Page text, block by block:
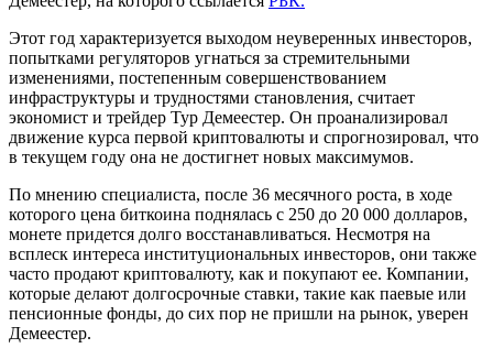
Этот год характеризуется выходом неуверенных инвесторов,
попытками регуляторов угнаться за стремительными
изменениями, постепенным совершенствованием
инфраструктуры и трудностями становления, считает
экономист и трейдер Тур Демеестер. Он проанализировал
движение курса первой криптовалюты и спрогнозировал, что
в текущем году она не достигнет новых максимумов.
По мнению специалиста, после 36 месячного роста, в ходе
которого цена биткоина поднялась с 250 до 20 000 долларов,
монете придется долго восстанавливаться. Несмотря на
всплеск интереса институциональных инвесторов, они также
часто продают криптовалюту, как и покупают ее. Компании,
которые делают долгосрочные ставки, такие как паевые или
пенсионные фонды, до сих пор не пришли на рынок, уверен
Демеестер.